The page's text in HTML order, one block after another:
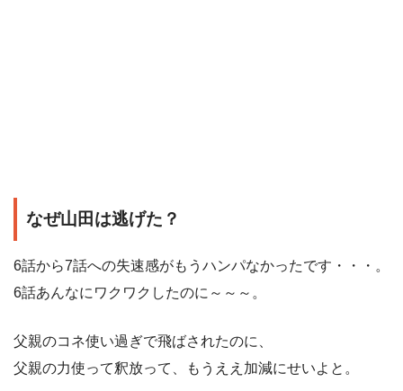
なぜ山田は逃げた？
6話から7話への失速感がもうハンパなかったです・・・。
6話あんなにワクワクしたのに～～～。
父親のコネ使い過ぎで飛ばされたのに、
父親の力使って釈放って、もうええ加減にせいよと。